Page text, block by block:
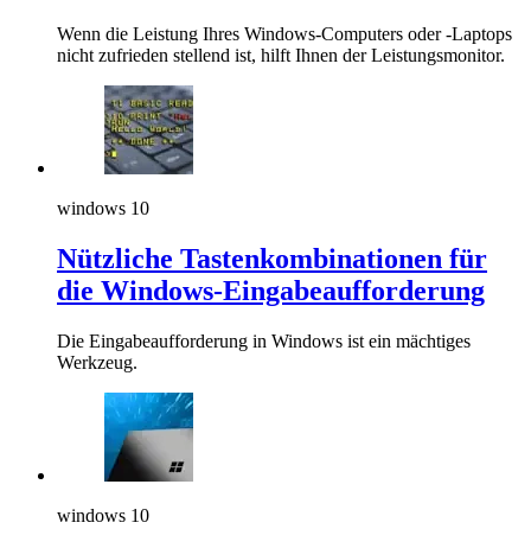
Wenn die Leistung Ihres Windows-Computers oder -Laptops
nicht zufrieden stellend ist, hilft Ihnen der Leistungsmonitor.
windows 10
Nützliche Tastenkombinationen für
die Windows-Eingabeaufforderung
Die Eingabeaufforderung in Windows ist ein mächtiges
Werkzeug.
windows 10